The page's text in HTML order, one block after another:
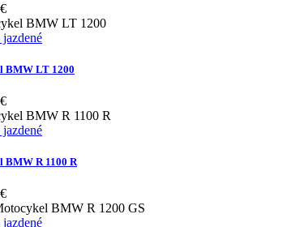
€
BMW LT 1200
€
BMW R 1100 R
€